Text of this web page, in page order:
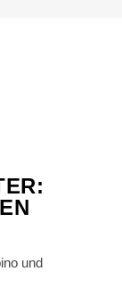
und